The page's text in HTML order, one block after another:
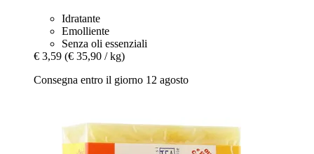
Idratante
Emolliente
Senza oli essenziali
€ 3,59 (€ 35,90 / kg)
Consegna entro il giorno 12 agosto